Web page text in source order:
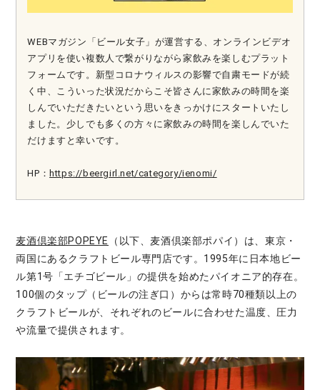
WEBマガジン「ビール女子」が運営する、オンラインビデオ
アプリを使い複数人で繋がりながら家飲みを楽しむプラット
フォームです。新型コロナウィルスの影響で自粛モードが続
く中、こういった状況だからこそ皆さんに家飲みの時間を楽
しんでいただきたいという思いをきっかけにスタートいたし
ました。少しでも多くの方々に家飲みの時間を楽しんでいた
だけますと幸いです。
HP： https://beergirl.net/category/ienomi/
麦酒倶楽部POPEYE
（以下、麦酒倶楽部ポパイ）は、東京・
両国にあるクラフトビール専門店です。1995年に日本地ビー
ル第1号「エチゴビール」の提供を始めたパイオニア的存在。
100個のタップ（ビールの注ぎ口）からは常時70種類以上の
クラフトビールが、それぞれのビールに合わせた温度、圧力
や流量で提供されます。